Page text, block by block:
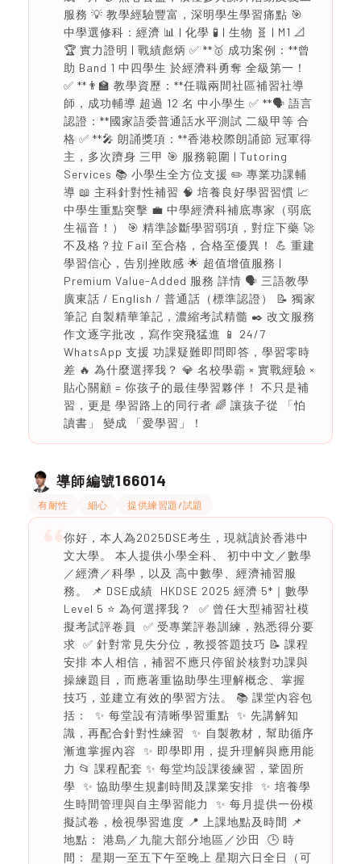
服務 💡 教學經驗豐富，深明學生學習痛點 🎯
中學選修科：經濟 📊 | 化學 🧪 | 生物 🧬 | M1 📐
🏆 實力證明 | 戰績彪炳 ✅ **🥇 成功案例：**曾
助 Band 1 中四學生 於經濟科勇奪 全級第一！
✅ **👨‍🏫 教學資歷：**任職兩間社區補習社導
師，成功輔導 超過 12 名 中小學生 ✅ **🗣️ 語言
認證：**國家語委普通話水平測試 二級甲等 合
格 ✅ **🎤 朗誦獎項：**香港校際朗誦節 冠軍得
主，多次躋身 三甲 🎯 服務範圍 | Tutoring
Services 📚 小學生全方位支援 ✏️ 專業功課輔
導 📖 主科針對性補習 🧠 培養良好學習習慣 📈
中學生重點突擊 💼 中學經濟科補底專家（弱底
生福音！） 🎯 精準診斷學習弱項，對症下藥 🚀
不及格？拉 Fail 至合格，合格至優異！ 💪 重建
學習信心，告別挫敗感 🌟 超值增值服務 |
Premium Value-Added 服務 詳情 🗣️ 三語教學
廣東話 / English / 普通話（標準認證） 📝 獨家
筆記 自製精華筆記，濃縮考試精髓 ✒️ 改文服務
作文逐字批改，寫作突飛猛進 📱 24/7
WhatsApp 支援 功課疑難即問即答，學習零時
差 🔥 為什麼選擇我？ 💎 名校學霸 × 實戰經驗 ×
貼心關顧 = 你孩子的最佳學習夥伴！ 不只是補
習，更是 學習路上的同行者 🌈 讓孩子從 「怕
讀書」 變成 「愛學習」！
導師編號166014
有耐性 細心 提供練習題/試題
你好，本人為2025DSE考生，現就讀於香港中
文大學。 本人提供小學全科、 初中中文／數學
／經濟／科學，以及 高中數學、經濟補習服
務。 📌 DSE成績 HKDSE 2025 經濟 5*｜數學
Level 5 ⭐ 為何選擇我？ ✅ 曾任大型補習社模
擬考試評卷員 ✅ 受專業評卷訓練，熟悉得分要
求 ✅ 針對常見失分位，教授答題技巧 📝 課程
安排 本人相信，補習不應只停留於核對功課與
操練題目，而應著重協助學生理解概念、掌握
技巧，並建立有效的學習方法。 📚 課堂內容包
括： ✨ 每堂設有清晰學習重點 ✨ 先講解知
識，再配合針對性練習 ✨ 自製教材，幫助循序
漸進掌握內容 ✨ 即學即用，提升理解與應用能
力 📂 課程配套 ✨ 每堂均設課後練習，鞏固所
學 ✨ 協助學生規劃時間及課業安排 ✨ 培養學
生時間管理與自主學習能力 ✨ 每月提供一份模
擬試卷，檢視學習進度 📍 上課地點及時間 📌
地點： 港島／九龍大部分地區／沙田 🕒 時
間： 星期一至五下午至晚上 星期六日全日（可